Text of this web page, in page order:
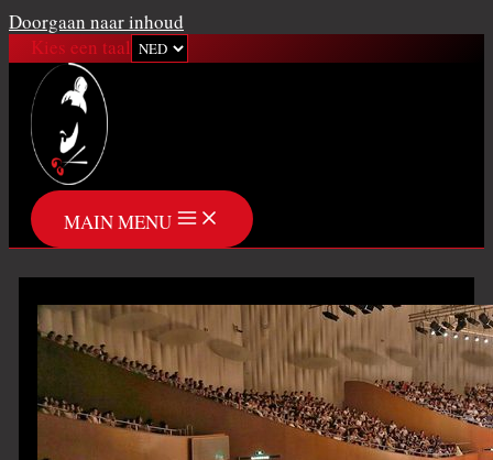
Doorgaan naar inhoud
Kies een taal
MAIN MENU